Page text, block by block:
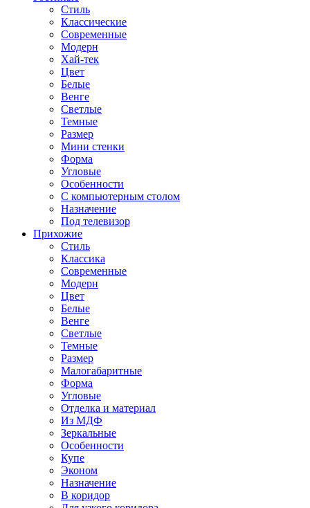
Стиль
Классические
Современные
Модерн
Хай-тек
Цвет
Белые
Венге
Светлые
Темные
Размер
Мини стенки
Форма
Угловые
Особенности
С компьютерным столом
Назначение
Под телевизор
Прихожие
Стиль
Классика
Современные
Модерн
Цвет
Белые
Венге
Светлые
Темные
Размер
Малогабаритные
Форма
Угловые
Отделка и материал
Из МДФ
Зеркальные
Особенности
Купе
Эконом
Назначение
В коридор